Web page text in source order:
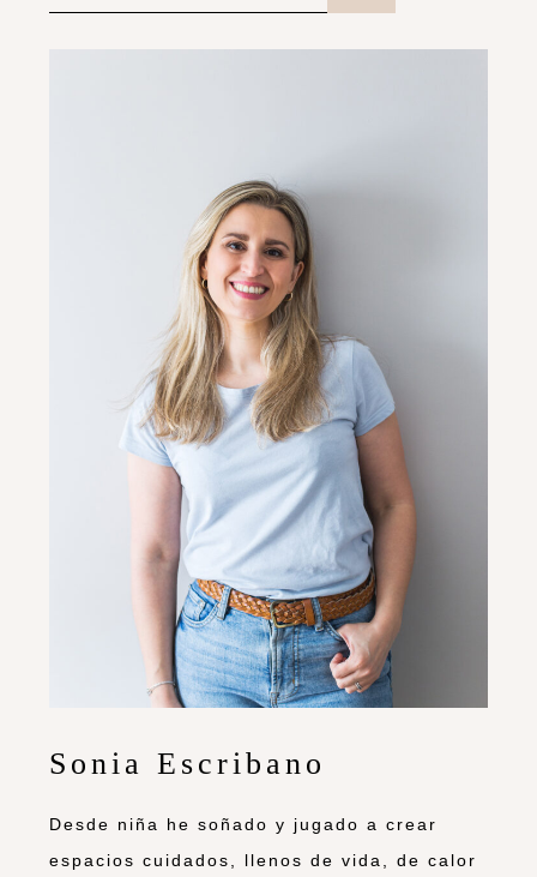
Sonia Escribano
Desde niña he soñado y jugado a crear
espacios cuidados, llenos de vida, de calor